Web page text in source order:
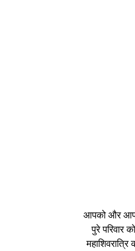
आपको और
पुरे परिवार को
महाशिवरात्रि